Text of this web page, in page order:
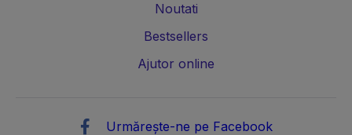
Noutati
Bestsellers
Ajutor online
Urmărește-ne pe Facebook